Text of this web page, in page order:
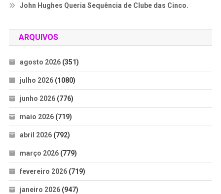
John Hughes Queria Sequência de Clube das Cinco.
ARQUIVOS
agosto 2026(351)
julho 2026(1080)
junho 2026(776)
maio 2026(719)
abril 2026(792)
março 2026(779)
fevereiro 2026(719)
janeiro 2026(947)